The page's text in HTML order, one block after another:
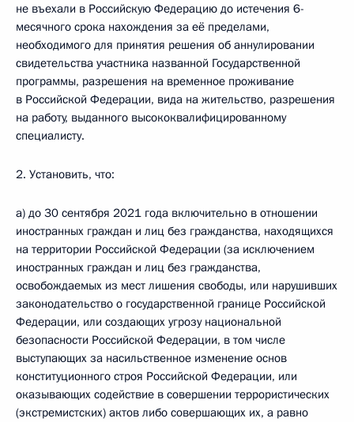
не въехали в Российскую Федерацию до истечения 6-
месячного срока нахождения за её пределами,
необходимого для принятия решения об аннулировании
свидетельства участника названной Государственной
программы, разрешения на временное проживание
в Российской Федерации, вида на жительство, разрешения
на работу, выданного высококвалифицированному
специалисту.
2. Установить, что:
а) до 30 сентября 2021 года включительно в отношении
иностранных граждан и лиц без гражданства, находящихся
на территории Российской Федерации (за исключением
иностранных граждан и лиц без гражданства,
освобождаемых из мест лишения свободы, или нарушивших
законодательство о государственной границе Российской
Федерации, или создающих угрозу национальной
безопасности Российской Федерации, в том числе
выступающих за насильственное изменение основ
конституционного строя Российской Федерации, или
оказывающих содействие в совершении террористических
(экстремистских) актов либо совершающих их, а равно